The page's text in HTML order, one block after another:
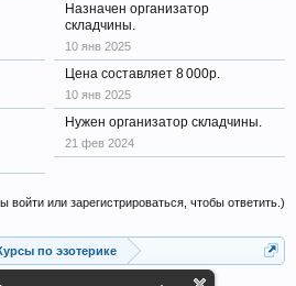
Назначен организатор
складчины.
10 янв 2025
Цена составляет 8 000р.
10 янв 2025
Нужен организатор складчины.
21 фев 2024
войти или зарегистрироваться, чтобы ответить.)
по эзотерике